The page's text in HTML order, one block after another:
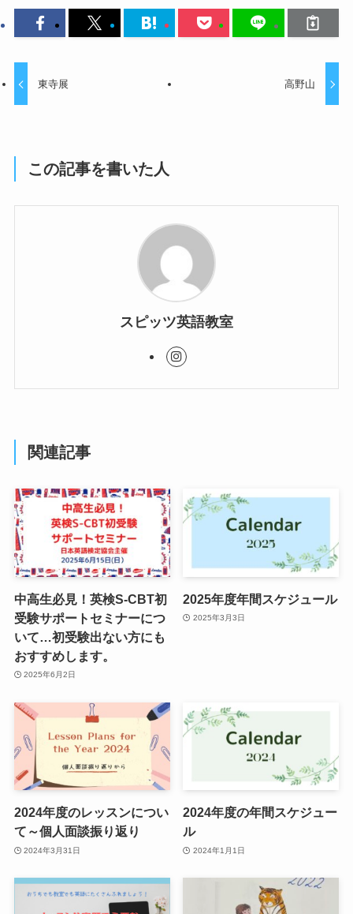
東寺展 高野山
この記事を書いた人
スピッツ英語教室
関連記事
中高生必見！英検S-CBT初
受験サポートセミナーにつ
いて…初受験出ない方にも
おすすめします。
2025年6月2日
2025年度年間スケジュール
2025年3月3日
2024年度のレッスンについ
て～個人面談振り返り
2024年3月31日
2024年度の年間スケジュー
ル
2024年1月1日